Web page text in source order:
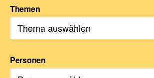
Themen
Personen